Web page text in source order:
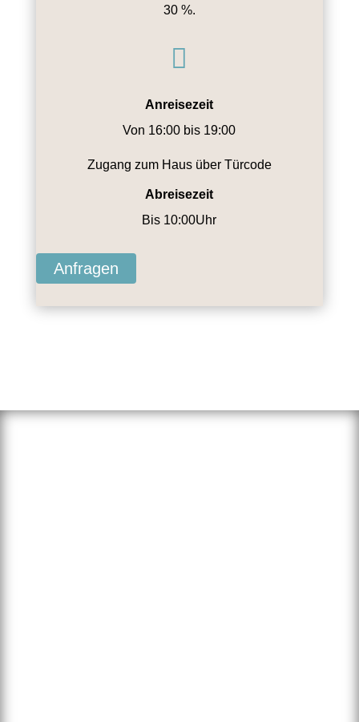
30 %.

Anreisezeit
Von 16:00 bis 19:00
Zugang zum Haus über Türcode
Abreisezeit
Bis 10:00Uhr
Anfragen